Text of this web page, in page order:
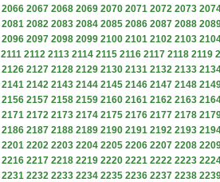
2066 2067 2068 2069 2070 2071 2072 2073
2081 2082 2083 2084 2085 2086 2087 2088
2096 2097 2098 2099 2100 2101 2102 2103
2111 2112 2113 2114 2115 2116 2117 2118 2119
2126 2127 2128 2129 2130 2131 2132 2133
2141 2142 2143 2144 2145 2146 2147 2148
2156 2157 2158 2159 2160 2161 2162 2163
2171 2172 2173 2174 2175 2176 2177 2178
2186 2187 2188 2189 2190 2191 2192 2193
2201 2202 2203 2204 2205 2206 2207 2208
2216 2217 2218 2219 2220 2221 2222 2223
2231 2232 2233 2234 2235 2236 2237 2238